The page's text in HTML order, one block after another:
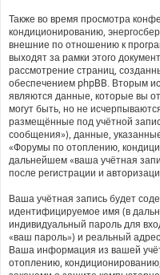
Также во время просмотра
кондиционированию,
внешние по отношению к
выходят за рамки этого
рассмотрение страниц,
обеспечением phpBB. Вторым
являются данные, которые вы
могут быть, но не
размещённые под учётной
сообщения»), данные,
«Форумы по отоплению,
дальнейшем «ваша учётная
после регистрации и
Ваша учётная запись будет
идентифицируемое имя (в
индивидуальный пароль для
«ваш пароль») и реальный
Ваша информация из вашей
отоплению,